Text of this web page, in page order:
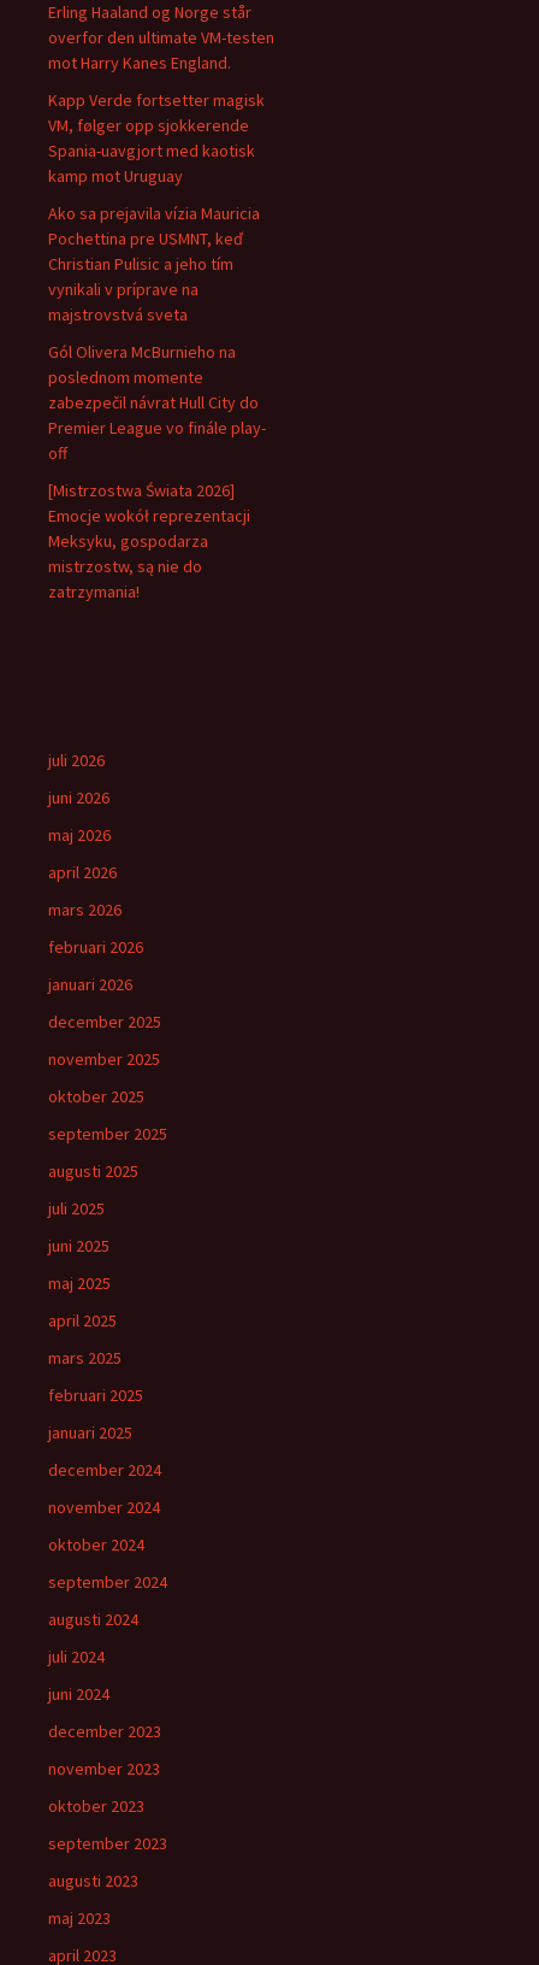
Erling Haaland og Norge står
overfor den ultimate VM-testen
mot Harry Kanes England.
Kapp Verde fortsetter magisk
VM, følger opp sjokkerende
Spania-uavgjort med kaotisk
kamp mot Uruguay
Ako sa prejavila vízia Mauricia
Pochettina pre USMNT, keď
Christian Pulisic a jeho tím
vynikali v príprave na
majstrovstvá sveta
Gól Olivera McBurnieho na
poslednom momente
zabezpečil návrat Hull City do
Premier League vo finále play-
off
[Mistrzostwa Świata 2026]
Emocje wokół reprezentacji
Meksyku, gospodarza
mistrzostw, są nie do
zatrzymania!
juli 2026
juni 2026
maj 2026
april 2026
mars 2026
februari 2026
januari 2026
december 2025
november 2025
oktober 2025
september 2025
augusti 2025
juli 2025
juni 2025
maj 2025
april 2025
mars 2025
februari 2025
januari 2025
december 2024
november 2024
oktober 2024
september 2024
augusti 2024
juli 2024
juni 2024
december 2023
november 2023
oktober 2023
september 2023
augusti 2023
maj 2023
april 2023